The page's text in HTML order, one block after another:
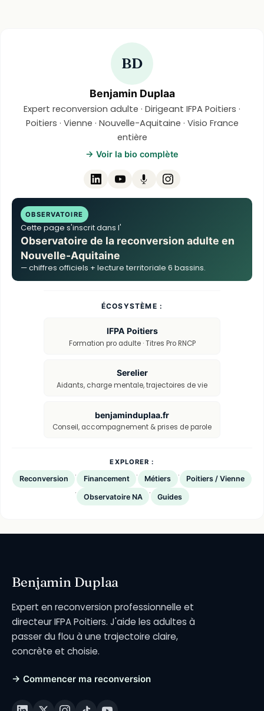
BD
Benjamin Duplaa
Expert reconversion adulte · Dirigeant IFPA Poitiers ·
Poitiers · Vienne · Nouvelle-Aquitaine · Visio France
entière
→ Voir la bio complète
OBSERVATOIRE
Cette page s'inscrit dans l'
Observatoire de la reconversion adulte en
Nouvelle-Aquitaine
— chiffres officiels + lecture territoriale 6 bassins.
ÉCOSYSTÈME :
IFPA Poitiers
Formation pro adulte · Titres Pro RNCP
Serelier
Aidants, charge mentale, trajectoires de vie
benjaminduplaa.fr
Conseil, accompagnement & prises de parole
EXPLORER :
Reconversion · Financement · Métiers · Poitiers / Vienne
· Observatoire NA · Guides
Benjamin Duplaa
Expert en reconversion professionnelle et
directeur IFPA Poitiers. J'aide les adultes à
passer du flou à une trajectoire claire,
concrète et choisie.
→ Commencer ma reconversion